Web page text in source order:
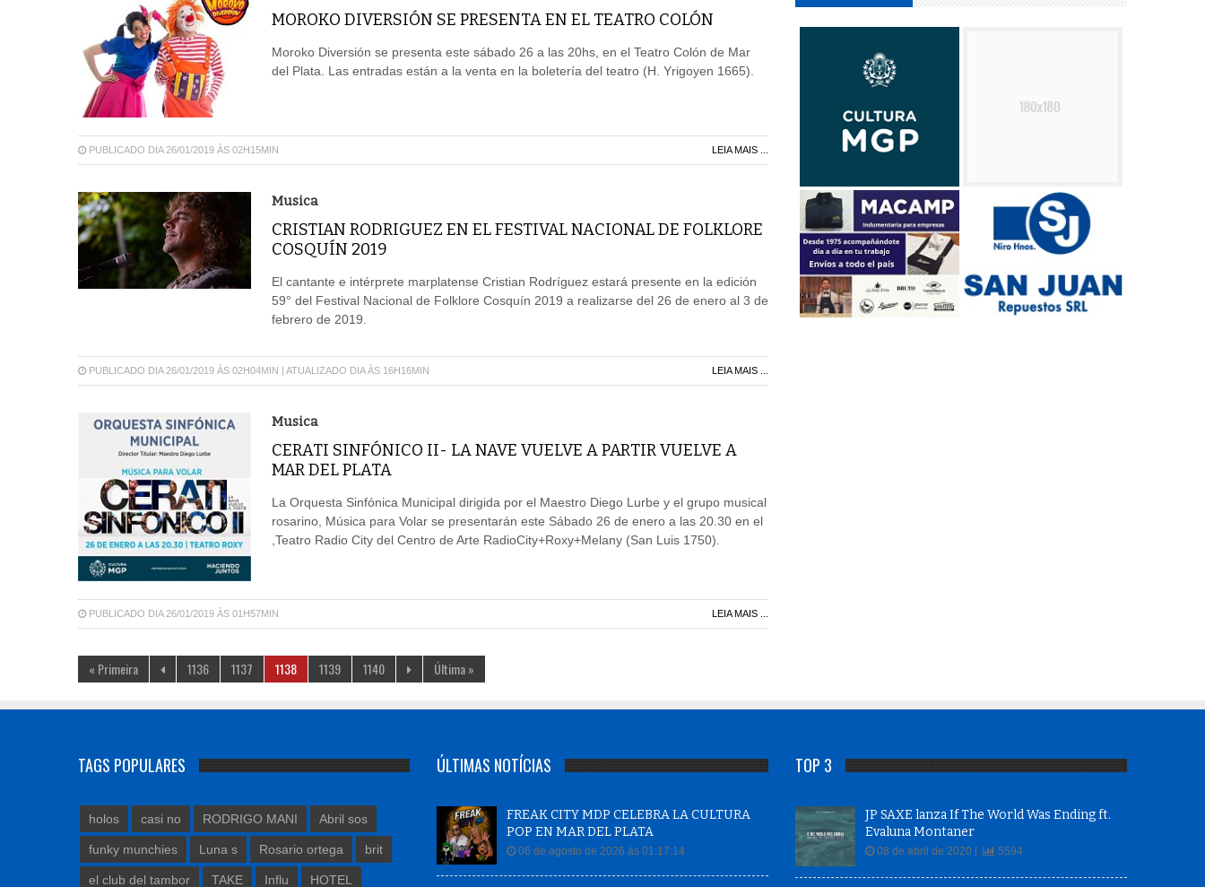
MOROKO DIVERSIÓN SE PRESENTA EN EL TEATRO COLÓN
Moroko Diversión se presenta este sábado 26 a las 20hs, en el Teatro Colón de Mar
del Plata. Las entradas están a la venta en la boletería del teatro (H. Yrigoyen 1665).
PUBLICADO DIA 26/01/2019 ÀS 02H15MIN LEIA MAIS ...
Musica
CRISTIAN RODRIGUEZ EN EL FESTIVAL NACIONAL DE FOLKLORE
COSQUÍN 2019
El cantante e intérprete marplatense Cristian Rodríguez estará presente en la edición
59° del Festival Nacional de Folklore Cosquín 2019 a realizarse del 26 de enero al 3 de
febrero de 2019.
PUBLICADO DIA 26/01/2019 ÀS 02H04MIN | ATUALIZADO DIA ÀS 16H16MIN LEIA MAIS ...
Musica
CERATI SINFÓNICO II- LA NAVE VUELVE A PARTIR VUELVE A
MAR DEL PLATA
La Orquesta Sinfónica Municipal dirigida por el Maestro Diego Lurbe y el grupo musical
rosarino, Música para Volar se presentarán este Sábado 26 de enero a las 20.30 en el
,Teatro Radio City del Centro de Arte RadioCity+Roxy+Melany (San Luis 1750).
PUBLICADO DIA 26/01/2019 ÀS 01H57MIN LEIA MAIS ...
« Primeira 1136 1137 1138 1139 1140 Última »
TAGS POPULARES
holos casi no RODRIGO MANI Abril sos
funky munchies Luna s Rosario ortega brit
el club del tambor TAKE Influ HOTEL
ÚLTIMAS NOTÍCIAS
FREAK CITY MDP CELEBRA LA CULTURA
POP EN MAR DEL PLATA
06 de agosto de 2026 às 01:17:14
TOP 3
JP SAXE lanza If The World Was Ending ft.
Evaluna Montaner
08 de abril de 2020 | 5594